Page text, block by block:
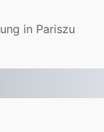
in Pariszu